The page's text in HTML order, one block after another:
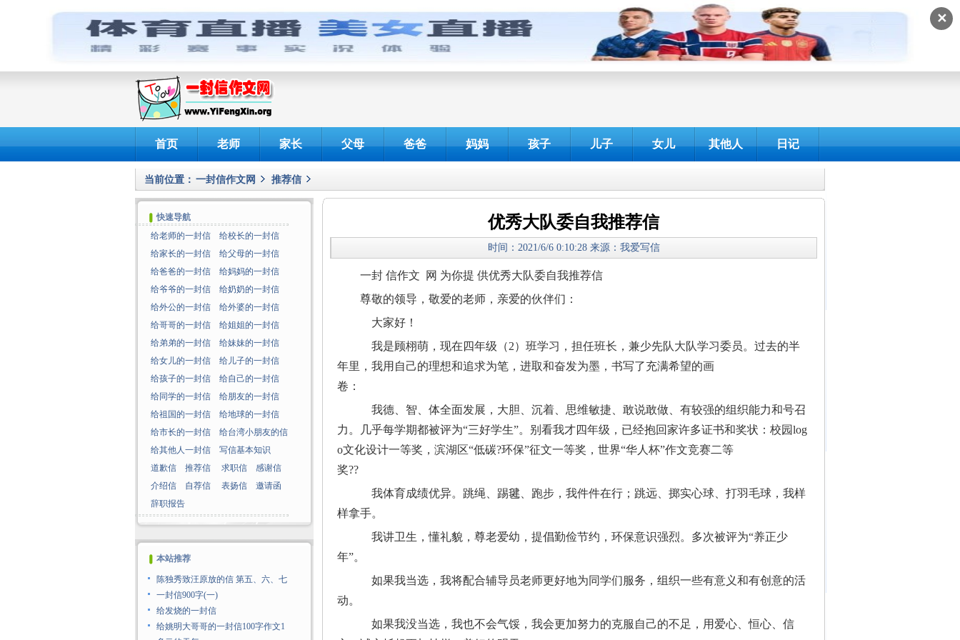
✕
首页 老师 家长 父母 爸爸 妈妈 孩子 儿子 女儿 其他人 日记
当前位置： 一封信作文网 推荐信
优秀大队委自我推荐信
时间：2021/6/6 0:10:28 来源：我爱写信
一封 信作文 网 为你提 供优秀大队委自我推荐信
尊敬的领导，敬爱的老师，亲爱的伙伴们：
大家好！
我是顾栩萌，现在四年级（2）班学习，担任班长，兼少先队大队学习委员。过去的半
年里，我用自己的理想和追求为笔，进取和奋发为墨，书写了充满希望的画
卷：
我德、智、体全面发展，大胆、沉着、思维敏捷、敢说敢做、有较强的组织能力和号召
力。几乎每学期都被评为“三好学生”。别看我才四年级，已经抱回家许多证书和奖状：校园log
o文化设计一等奖，滨湖区“低碳?环保”征文一等奖，世界“华人杯”作文竞赛二等
奖??
我体育成绩优异。跳绳、踢毽、跑步，我件件在行；跳远、掷实心球、打羽毛球，我样
样拿手。
我讲卫生，懂礼貌，尊老爱幼，提倡勤俭节约，环保意识强烈。多次被评为“养正少
年”。
如果我当选，我将配合辅导员老师更好地为同学们服务，组织一些有意义和有创意的活
动。
如果我没当选，我也不会气馁，我会更加努力的克服自己的不足，用爱心、恒心、信
快速导航
给老师的一封信
给校长的一封信
给家长的一封信
给父母的一封信
给爸爸的一封信
给妈妈的一封信
给爷爷的一封信
给奶奶的一封信
给外公的一封信
给外婆的一封信
给哥哥的一封信
给姐姐的一封信
给弟弟的一封信
给妹妹的一封信
给女儿的一封信
给儿子的一封信
给孩子的一封信
给自己的一封信
给同学的一封信
给朋友的一封信
给祖国的一封信
给地球的一封信
给市长的一封信
给台湾小朋友的信
给其他人一封信
写信基本知识
道歉信
推荐信 求职信
感谢信
介绍信
自荐信 表扬信
邀请函
辞职报告
本站推荐
陈独秀致汪原放的信 第五、六、七
一封信900字(一)
给发烧的一封信
给姚明大哥哥的一封信100字作文1